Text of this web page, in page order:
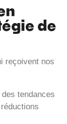
de
reçoivent nos
tendances